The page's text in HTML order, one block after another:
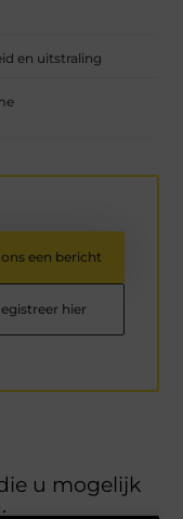
en uitstraling
een bericht
hier
u mogelijk